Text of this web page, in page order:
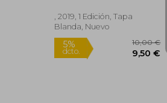
Salado de Añana)
, 2019, 1 Edición, Tapa
Blanda, Nuevo